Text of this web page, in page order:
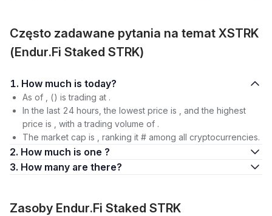
Często zadawane pytania na temat XSTRK
(Endur.Fi Staked STRK)
1. How much is today?
As of , () is trading at .
In the last 24 hours, the lowest price is , and the highest
price is , with a trading volume of .
The market cap is , ranking it # among all cryptocurrencies.
2. How much is one ?
3. How many are there?
Zasoby Endur.Fi Staked STRK